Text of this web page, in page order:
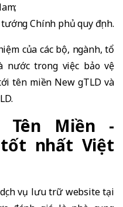
Chính phủ quy định.
của các bộ, ngành, tổ
nước trong việc bảo vệ
tên miền New gTLD và
Tên Miền -
tốt nhất Việt
vụ lưu trữ website tại